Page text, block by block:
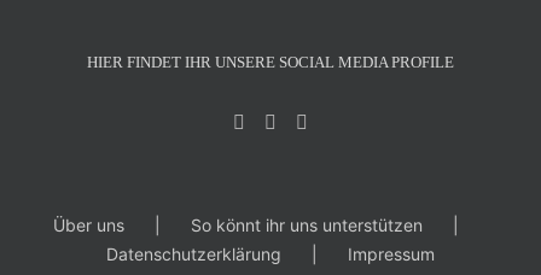
HIER FINDET IHR UNSERE SOCIAL MEDIA PROFILE
Über uns
So könnt ihr uns unterstützen
Datenschutzerklärung
Impressum